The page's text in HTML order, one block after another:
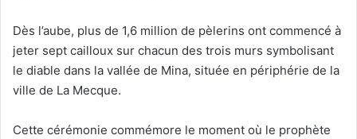
Dès l’aube, plus de 1,6 million de pèlerins ont commencé à
jeter sept cailloux sur chacun des trois murs symbolisant
le diable dans la vallée de Mina, située en périphérie de la
ville de La Mecque.
Cette cérémonie commémore le moment où le prophète